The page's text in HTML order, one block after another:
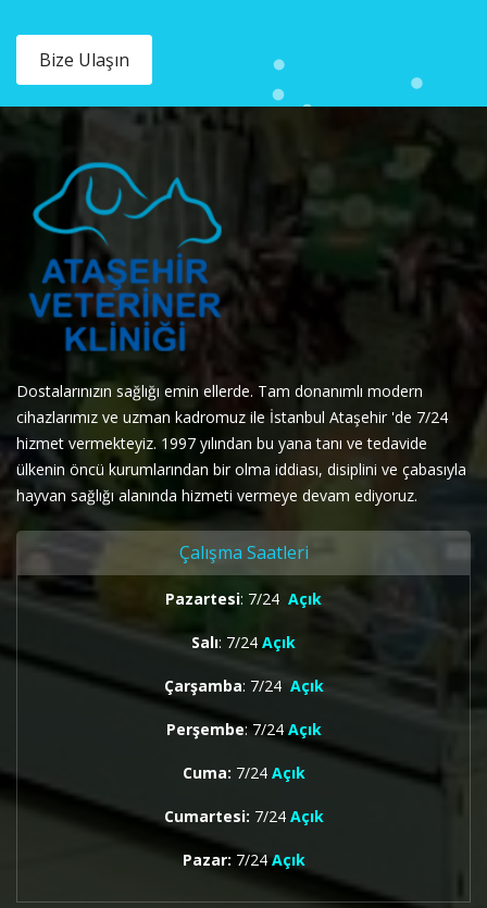
Bize Ulaşın
Dostalarınızın sağlığı emin ellerde. Tam donanımlı modern
cihazlarımız ve uzman kadromuz ile İstanbul Ataşehir 'de 7/24
hizmet vermekteyiz. 1997 yılından bu yana tanı ve tedavide
ülkenin öncü kurumlarından bir olma iddiası, disiplini ve çabasıyla
hayvan sağlığı alanında hizmeti vermeye devam ediyoruz.
Çalışma Saatleri
Pazartesi: 7/24 Açık
Salı: 7/24 Açık
Çarşamba: 7/24 Açık
Perşembe: 7/24Açık
Cuma: 7/24 Açık
Cumartesi: 7/24 Açık
Pazar: 7/24Açık